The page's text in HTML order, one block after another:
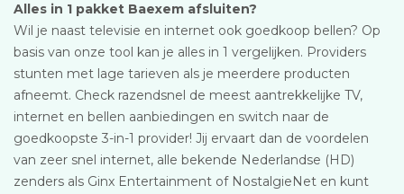
Alles in 1 pakket Baexem afsluiten?
Wil je naast televisie en internet ook goedkoop bellen? Op
basis van onze tool kan je alles in 1 vergelijken. Providers
stunten met lage tarieven als je meerdere producten
afneemt. Check razendsnel de meest aantrekkelijke TV,
internet en bellen aanbiedingen en switch naar de
goedkoopste 3-in-1 provider! Jij ervaart dan de voordelen
van zeer snel internet, alle bekende Nederlandse (HD)
zenders als Ginx Entertainment of NostalgieNet en kunt